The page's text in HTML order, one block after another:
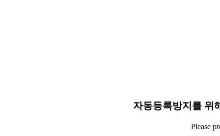
자동등록방지를 위
Please